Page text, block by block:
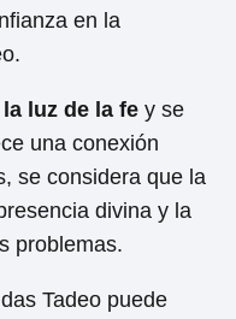
en la
luz de la fe y se
una conexión
se considera que la
divina y la
problemas.
Tadeo puede